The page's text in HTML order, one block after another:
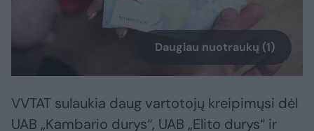
Daugiau nuotraukų (1)
VVTAT sulaukia daug vartotojų kreipimųsi dėl
UAB „Kambario durys“, UAB „Elito durys“ ir